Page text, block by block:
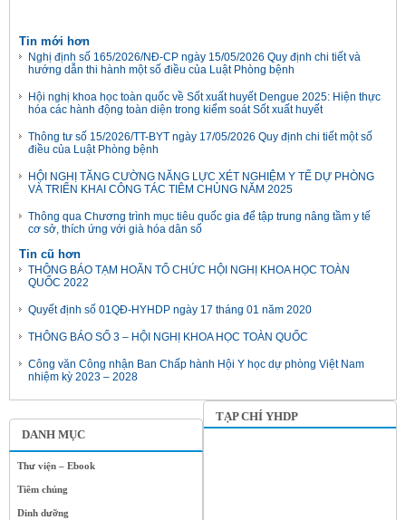
DANH MỤC
Thư viện – Ebook
Tiêm chủng
Dinh dưỡng
Tin mới hơn
Nghị định số 165/2026/NĐ-CP ngày 15/05/2026 Quy định chi tiết và
hướng dẫn thi hành một số điều của Luật Phòng bệnh
Hội nghị khoa học toàn quốc về Sốt xuất huyết Dengue 2025: Hiện thực
hóa các hành động toàn diện trong kiểm soát Sốt xuất huyết
Thông tư số 15/2026/TT-BYT ngày 17/05/2026 Quy định chi tiết một số
điều của Luật Phòng bệnh
HỘI NGHỊ TĂNG CƯỜNG NĂNG LỰC XÉT NGHIỆM Y TẾ DỰ PHÒNG
VÀ TRIỂN KHAI CÔNG TÁC TIÊM CHỦNG NĂM 2025
Thông qua Chương trình mục tiêu quốc gia để tập trung nâng tầm y tế
cơ sở, thích ứng với già hóa dân số
Tin cũ hơn
THÔNG BÁO TẠM HOÃN TỔ CHỨC HỘI NGHỊ KHOA HỌC TOÀN
QUỐC 2022
Quyết định số 01QĐ-HYHDP ngày 17 tháng 01 năm 2020
THÔNG BÁO SỐ 3 – HỘI NGHỊ KHOA HỌC TOÀN QUỐC
Công văn Công nhận Ban Chấp hành Hội Y học dự phòng Việt Nam
nhiệm kỳ 2023 – 2028
TẠP CHÍ YHDP